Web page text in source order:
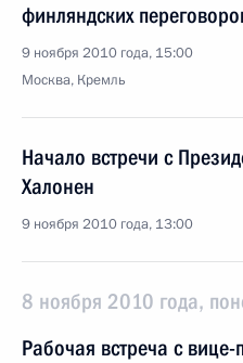
финляндских
9 ноября 2010 года, 15:00
Москва, Кремль
Начало встречи с
Халонен
9 ноября 2010 года, 13:00
8 ноября 2010 года,
Рабочая встреча с